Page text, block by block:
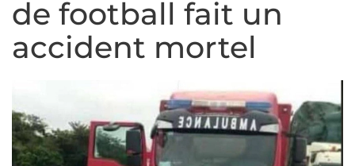
de football fait un
accident mortel